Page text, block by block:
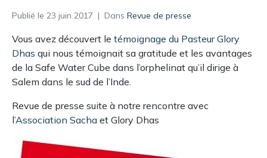
Publié le 23 juin 2017 Dans Revue de presse
Vous avez découvert le témoignage du Pasteur Glory
Dhas qui nous témoignait sa gratitude et les avantages
de la Safe Water Cube dans l’orphelinat qu’il dirige à
Salem dans le sud de l’Inde.
Revue de presse suite à notre rencontre avec
l’Association Sacha et Glory Dhas